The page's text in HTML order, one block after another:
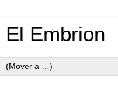
El Embrion